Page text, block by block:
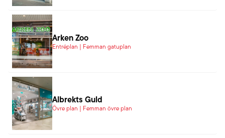
Arken Zoo
Entréplan | Femman gatuplan
Albrekts Guld
Övre plan | Femman övre plan